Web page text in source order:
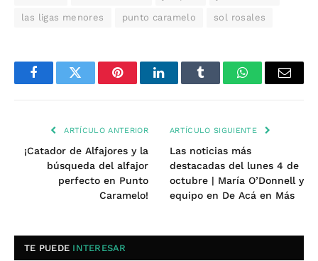
las ligas menores punto caramelo sol rosales
FacebookTwitter PinterestLinkedInTumblr WhatsAppEmail
ARTÍCULO ANTERIOR
¡Catador de Alfajores y la
búsqueda del alfajor
perfecto en Punto
Caramelo!
ARTÍCULO SIGUIENTE
Las noticias más
destacadas del lunes 4 de
octubre | María O’Donnell y
equipo en De Acá en Más
TE PUEDE INTERESAR